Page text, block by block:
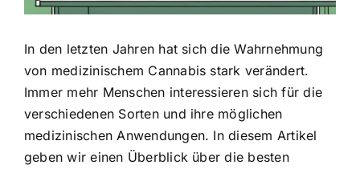
In den letzten Jahren hat sich dieWahrnehmung
von medizinischem Cannabis stark verändert.
Immer mehr Menschen interessieren sich für die
verschiedenen Sorten und ihre möglichen
medizinischen Anwendungen. In diesem Artikel
geben wir einen Überblick über die besten